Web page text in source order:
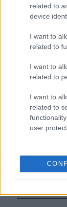
related to
device
I want to
related to
I want to
related to
I want to
related to
user
Malescomics